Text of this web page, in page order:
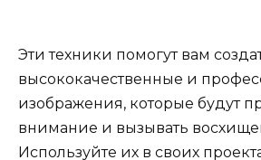
Эти техники помогут вам
высококачественные и
изображения, которые будут
внимание и вызывать
Используйте их в своих